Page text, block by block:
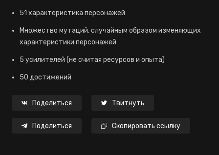
51 характеристика персонажей
Множество мутаций, случайным образом изменяющих
характеристики персонажей
5 усилителей (не считая ресурсов и опыта)
50 достижений
Поделиться Твитнуть
Поделиться Скопировать ссылку